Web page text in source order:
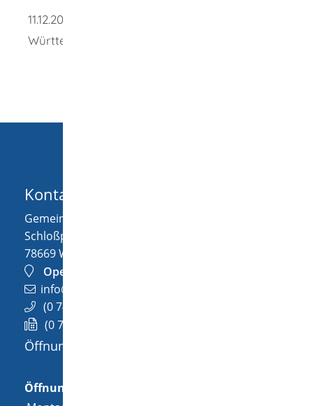
Kontakt
Gemeinde Wellendingen
Schloßplatz 1
78669Wellendingen
OpenStreetMap
info@wellendingen.de
(074
(074
Öffnungszeiten
Öffnungszeiten
11.12.2025
Württemberg